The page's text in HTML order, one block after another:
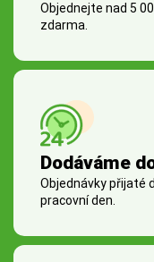
Objednejte nad 5
zdarma.
Dodáváme
Objednávky přijaté
pracovní den.